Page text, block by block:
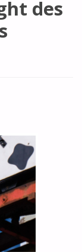
des